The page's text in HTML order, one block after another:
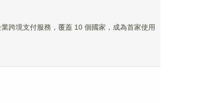
跨境支付服務，覆蓋 10 個國家，成為首家使用